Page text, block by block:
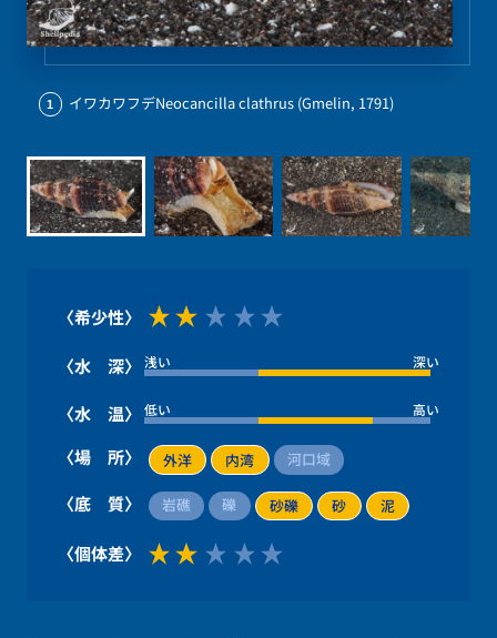
〈希少性〉
〈水 深〉 浅い 深い
〈水 温〉 低い 高い
〈場 所〉 外洋 内湾 河口域
〈底 質〉 岩礁 礫 砂礫 砂 泥
〈個体差〉
1 イワカワフデNeocancilla clathrus (Gmelin, 1791)